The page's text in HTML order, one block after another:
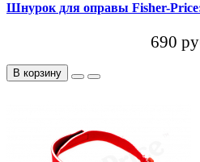
Шнурок для оправы Fisher-
690
В корзину